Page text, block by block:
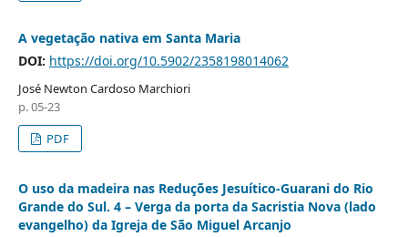
A vegetação nativa em Santa Maria
DOI: https://doi.org/10.5902/2358198014062
José Newton Cardoso Marchiori
p. 05-23
PDF
O uso da madeira nas Reduções Jesuítico-Guarani do Rio
Grande do Sul. 4 – Verga da porta da Sacristia Nova (lado
evangelho) da Igreja de São Miguel Arcanjo